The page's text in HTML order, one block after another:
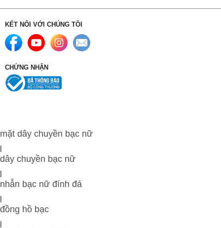
KẾT NỐI VỚI CHÚNG TÔI
CHỨNG NHẬN
mặt dây chuyền bạc nữ
|
dây chuyền bạc nữ
|
nhẫn bạc nữ đính đá
|
đồng hồ bạc
|